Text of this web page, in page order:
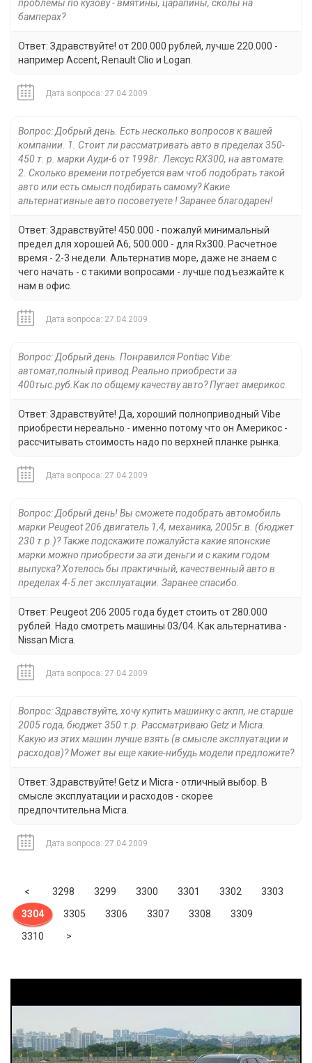
проблемы по кузову - вмятины, царапины, сколы на
бамперах?
Ответ: Здравствуйте! от 200.000 рублей, лучше 220.000 -
например Accent, Renault Clio и Logan.
Дата вопроса: 27.04.2009
Вопрос: Добрый день. Есть несколько вопросов к вашей
компании. 1. Стоит ли рассматривать авто в пределах 350-
450 т. р. марки Ауди-6 от 1998г. Лексус RX300, на автомате.
2. Сколько времени потребуется вам чтоб подобрать такой
авто или есть смысл подбирать самому? Какие
альтернативные авто посоветуете ! Заранее благодарен!
Ответ: Здравствуйте! 450.000 - пожалуй минимальный
предел для хорошей А6, 500.000 - для Rx300. Расчетное
время - 2-3 недели. Альтернатив море, даже не знаем с
чего начать - с такими вопросами - лучше подъезжайте к
нам в офис.
Дата вопроса: 27.04.2009
Вопрос: Добрый день. Понравился Роntiac Vibe:
автомат,полный привод.Реально приобрести за
400тыс.руб.Как по общему качеству авто? Пугает америкос.
Ответ: Здравствуйте! Да, хороший полноприводный Vibe
приобрести нереально - именно потому что он Америкос -
рассчитывать стоимость надо по верхней планке рынка.
Дата вопроса: 27.04.2009
Вопрос: Добрый день! Вы сможете подобрать автомобиль
марки Peugeot 206 двигатель 1,4, механика, 2005г.в. (бюджет
230 т.р.)? Также подскажите пожалуйста какие японские
марки можно приобрести за эти деньги и с каким годом
выпуска? Хотелось бы практичный, качественный авто в
пределах 4-5 лет эксплуатации. Заранее спасибо.
Ответ: Peugeot 206 2005 года будет стоить от 280.000
рублей. Надо смотреть машины 03/04. Как альтернатива -
Nissan Micra.
Дата вопроса: 27.04.2009
Вопрос: Здравствуйте, хочу купить машинку с акпп, не старше
2005 года, бюджет 350 т.р. Рассматриваю Getz и Micra.
Какую из этих машин лучше взять (в смысле эксплуатации и
расходов)? Может вы еще какие-нибудь модели предложите?
Ответ: Здравствуйте! Getz и Micra - отличный выбор. В
смысле эксплуатации и расходов - скорее
предпочтительна Micra.
Дата вопроса: 27.04.2009
< Previous
3298 3299 3300 3301 3302
3303
3304
3305 3306 3307 3308
3309
3310
>